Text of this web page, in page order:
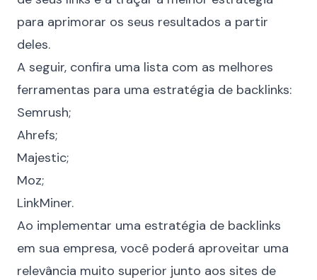
para aprimorar os seus resultados a partir
deles.
A seguir, confira uma lista com as melhores
ferramentas para uma estratégia de backlinks:
Semrush;
Ahrefs;
Majestic;
Moz;
LinkMiner.
Ao implementar uma estratégia de backlinks
em sua empresa, você poderá aproveitar uma
relevância muito superior junto aos sites de